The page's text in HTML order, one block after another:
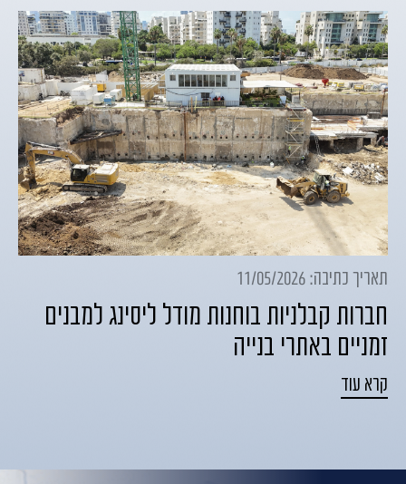
תאריך כתיבה: 11/05/2026
חברות קבלניות בוחנות מודל ליסינג למבנים
זמניים באתרי בנייה
קרא עוד